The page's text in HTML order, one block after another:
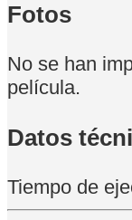
Fotos
No se han
película.
Datos
Tiempo de